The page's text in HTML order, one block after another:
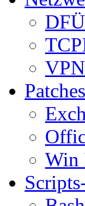
DFÜ
VPN
Win